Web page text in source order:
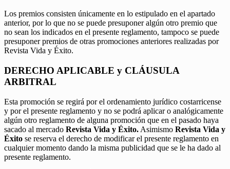
Los premios consisten únicamente en lo estipulado en el apartado
anterior, por lo que no se puede presuponer algún otro premio que
no sean los indicados en el presente reglamento, tampoco se puede
presuponer premios de otras promociones anteriores realizadas por
Revista Vida y Éxito.
DERECHO APLICABLE y CLÁUSULA
ARBITRAL
Esta promoción se regirá por el ordenamiento jurídico costarricense
y por el presente reglamento y no se podrá aplicar o analógicamente
algún otro reglamento de alguna promoción que en el pasado haya
sacado al mercado Revista Vida y Éxito. Asimismo Revista Vida y
Éxito se reserva el derecho de modificar el presente reglamento en
cualquier momento dando la misma publicidad que se le ha dado al
presente reglamento.